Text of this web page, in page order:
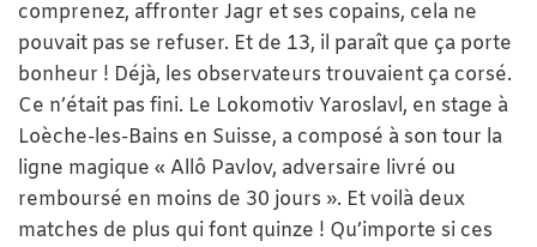
comprenez, affronter Jagr et ses copains, cela ne
pouvait pas se refuser. Et de 13, il paraît que ça porte
bonheur ! Déjà, les observateurs trouvaient ça corsé.
Ce n’était pas fini. Le Lokomotiv Yaroslavl, en stage à
Loèche-les-Bains en Suisse, a composé à son tour la
ligne magique « Allô Pavlov, adversaire livré ou
remboursé en moins de 30 jours ». Et voilà deux
matches de plus qui font quinze ! Qu’importe si ces